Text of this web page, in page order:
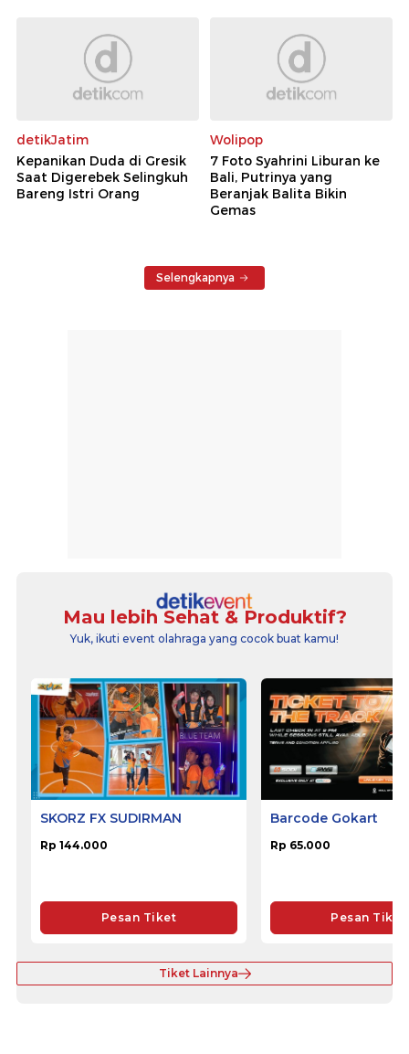
detikJatim
Kepanikan Duda di Gresik
Saat Digerebek Selingkuh
Bareng Istri Orang
Wolipop
7 Foto Syahrini Liburan ke
Bali, Putrinya yang
Beranjak Balita Bikin
Gemas
Selengkapnya
Mau lebih Sehat & Produktif?
Yuk, ikuti event olahraga yang cocok buat kamu!
SKORZ FX SUDIRMAN
Rp 144.000
Pesan Tiket
Barcode Gokart
Rp 65.000
Pesan Tiket
Tiket Lainnya